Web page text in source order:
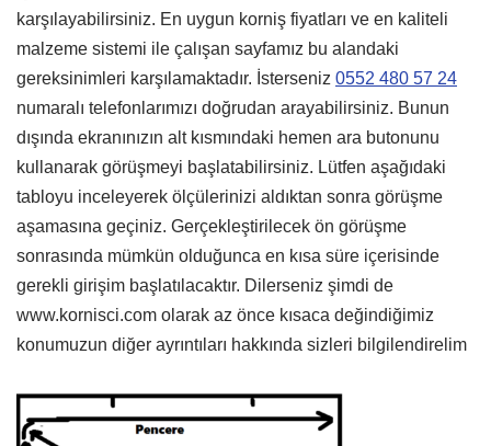
karşılayabilirsiniz. En uygun korniş fiyatları ve en kaliteli
malzeme sistemi ile çalışan sayfamız bu alandaki
gereksinimleri karşılamaktadır. İsterseniz 0552 480 57 24
numaralı telefonlarımızı doğrudan arayabilirsiniz. Bunun
dışında ekranınızın alt kısmındaki hemen ara butonunu
kullanarak görüşmeyi başlatabilirsiniz. Lütfen aşağıdaki
tabloyu inceleyerek ölçülerinizi aldıktan sonra görüşme
aşamasına geçiniz. Gerçekleştirilecek ön görüşme
sonrasında mümkün olduğunca en kısa süre içerisinde
gerekli girişim başlatılacaktır. Dilerseniz şimdi de
www.kornisci.com olarak az önce kısaca değindiğimiz
konumuzun diğer ayrıntıları hakkında sizleri bilgilendirelim